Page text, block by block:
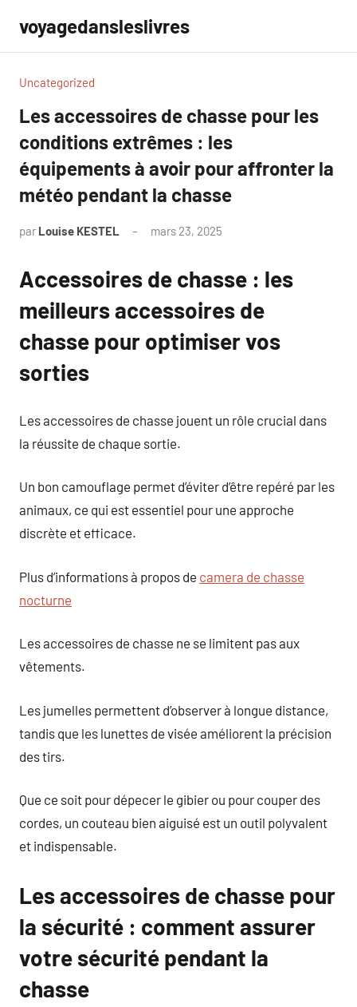
contenu
voyagedansleslivres
Uncategorized
Les accessoires de chasse pour les
conditions extrêmes : les
équipements à avoir pour affronter la
météo pendant la chasse
par Louise KESTEL mars 23, 2025
Accessoires de chasse : les
meilleurs accessoires de
chasse pour optimiser vos
sorties
Les accessoires de chasse jouent un rôle crucial dans
la réussite de chaque sortie.
Un bon camouflage permet d’éviter d’être repéré par les
animaux, ce qui est essentiel pour une approche
discrète et efficace.
Plus d’informations à propos de camera de chasse
nocturne
Les accessoires de chasse ne se limitent pas aux
vêtements.
Les jumelles permettent d’observer à longue distance,
tandis que les lunettes de visée améliorent la précision
des tirs.
Que ce soit pour dépecer le gibier ou pour couper des
cordes, un couteau bien aiguisé est un outil polyvalent
et indispensable.
Les accessoires de chasse pour
la sécurité : comment assurer
votre sécurité pendant la
chasse